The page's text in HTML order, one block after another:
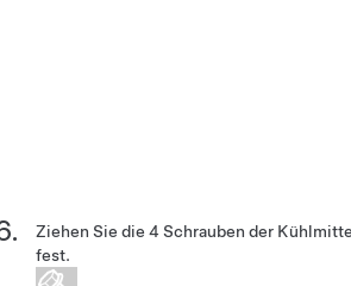
Ziehen Sie die 4 Schrauben der
fest.